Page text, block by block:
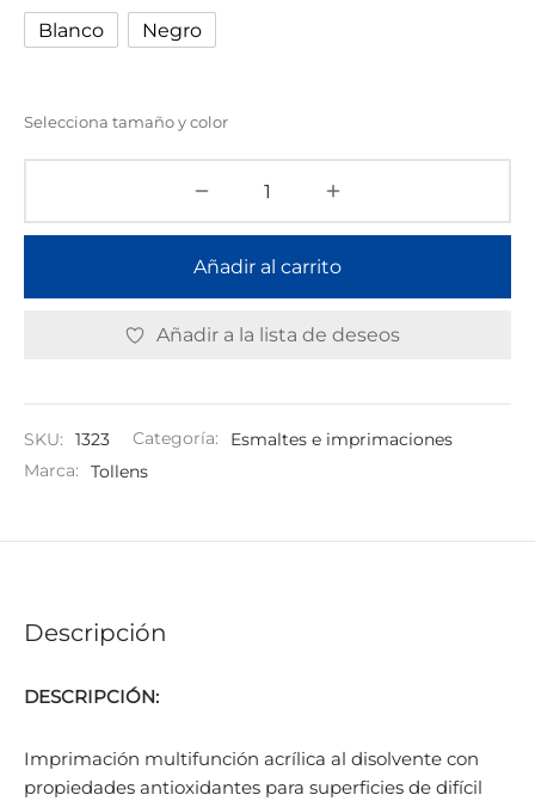
Blanco Negro
Selecciona tamaño y color
Añadir al carrito
Añadir a la lista de deseos
SKU: 1323 Categoría:
Esmaltes e imprimaciones
Marca:
Tollens
Descripción
DESCRIPCIÓN:
Imprimación multifunción acrílica al disolvente con
propiedades antioxidantes para superficies de difícil